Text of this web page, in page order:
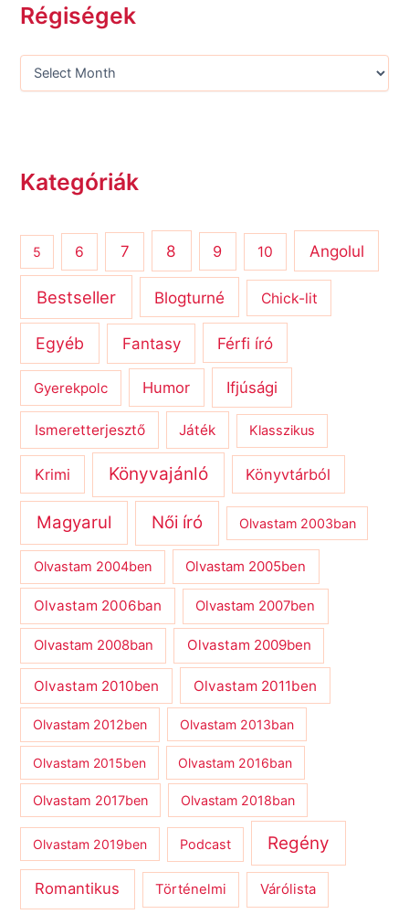
Régiségek
Kategóriák
5 6 7 8 9 10 Angolul
Bestseller Blogturné Chick-lit
Egyéb Fantasy Férfi író
Gyerekpolc Humor Ifjúsági
Ismeretterjesztő Játék Klasszikus
Krimi Könyvajánló Könyvtárból
Magyarul Női író Olvastam 2003ban
Olvastam 2004ben Olvastam 2005ben
Olvastam 2006ban Olvastam 2007ben
Olvastam 2008ban Olvastam 2009ben
Olvastam 2010ben Olvastam 2011ben
Olvastam 2012ben Olvastam 2013ban
Olvastam 2015ben Olvastam 2016ban
Olvastam 2017ben Olvastam 2018ban
Olvastam 2019ben Podcast Regény
Romantikus Történelmi Várólista